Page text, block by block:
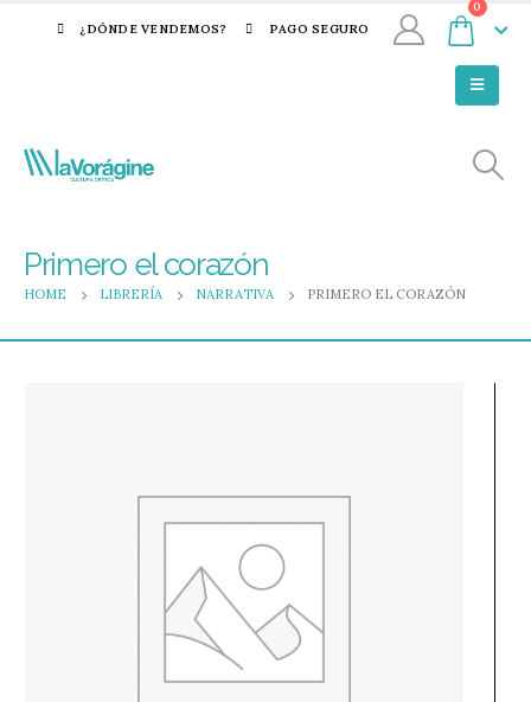
¿DÓNDE VENDEMOS? PAGO SEGURO
0
Primero el corazón
HOME LIBRERÍA NARRATIVA PRIMERO EL CORAZÓN